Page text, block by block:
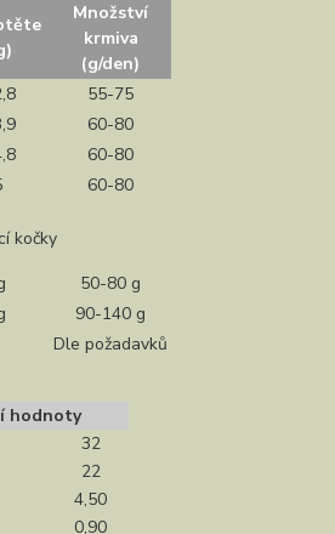
Množství
krmiva
(g/den)
55-75
60-80
60-80
60-80
kočky
50-80 g
90-140 g
Dle požadavků
hodnoty
32
22
4,50
0,90